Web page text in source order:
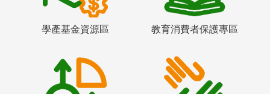
學產基金資源區 教育消費者保護專區